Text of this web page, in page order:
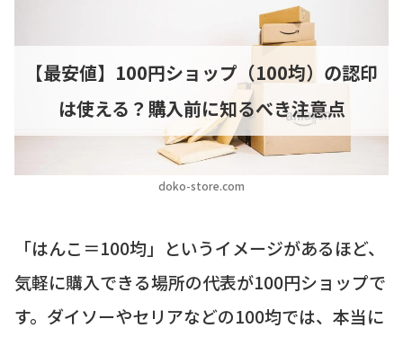
doko-store.com
【最安値】100円ショップ（100均）の認印
は使える？購入前に知るべき注意点
「はんこ＝100均」というイメージがあるほど、
気軽に購入できる場所の代表が100円ショップで
す。ダイソーやセリアなどの100均では、本当に